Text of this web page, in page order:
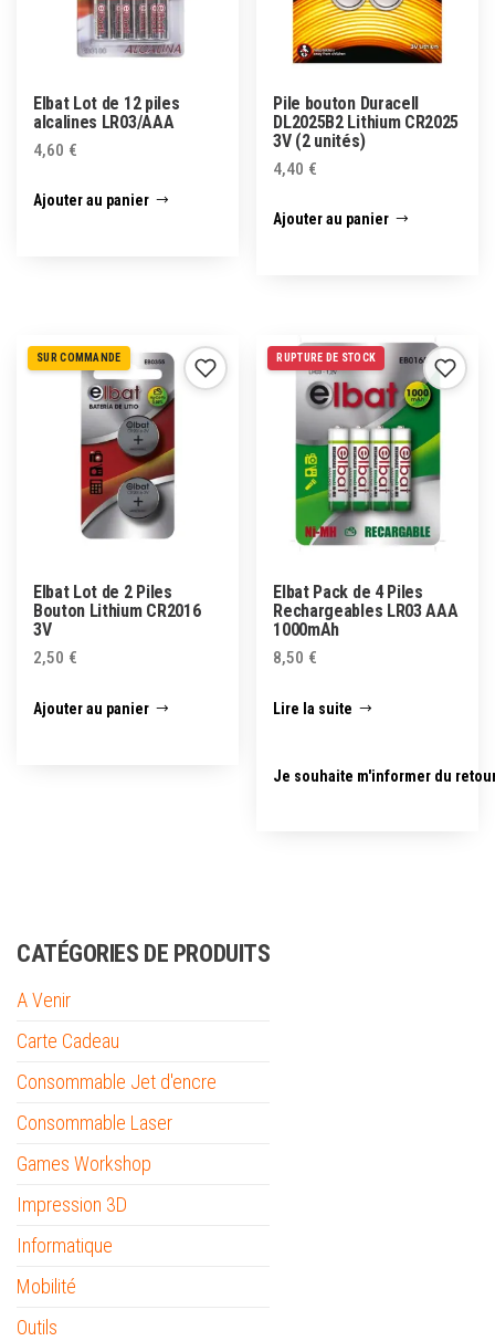
Elbat Lot de 12 piles
alcalines LR03/AAA
4,60 €
Ajouter au panier
Pile bouton Duracell
DL2025B2 Lithium CR2025
3V (2 unités)
4,40 €
Ajouter au panier
SUR COMMANDE
Elbat Lot de 2 Piles
Bouton Lithium CR2016
3V
2,50 €
Ajouter au panier
RUPTURE DE STOCK
Elbat Pack de 4 Piles
Rechargeables LR03 AAA
1000mAh
8,50 €
Lire la suite
Je souhaite m'informer du
CATÉGORIES DE PRODUITS
A Venir
Carte Cadeau
Consommable Jet d'encre
Consommable Laser
Games Workshop
Impression 3D
Informatique
Mobilité
Outils